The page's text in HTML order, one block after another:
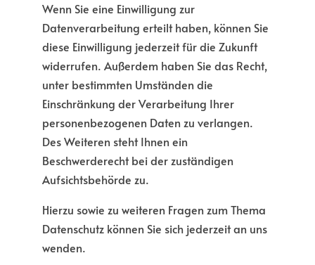
Wenn Sie eine Einwilligung zur
Datenverarbeitung erteilt haben, können Sie
diese Einwilligung jederzeit für die Zukunft
widerrufen. Außerdem haben Sie das Recht,
unter bestimmten Umständen die
Einschränkung der Verarbeitung Ihrer
personenbezogenen Daten zu verlangen.
Des Weiteren steht Ihnen ein
Beschwerderecht bei der zuständigen
Aufsichtsbehörde zu.
Hierzu sowie zu weiteren Fragen zum Thema
Datenschutz können Sie sich jederzeit an uns
wenden.